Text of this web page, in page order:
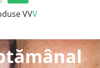
VVV